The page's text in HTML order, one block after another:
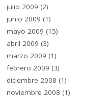
julio 2009 (2)
junio 2009 (1)
mayo 2009 (15)
abril 2009 (3)
marzo 2009 (1)
febrero 2009 (3)
diciembre 2008 (1)
noviembre 2008 (1)